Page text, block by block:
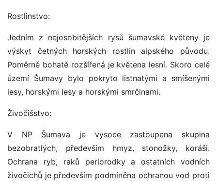
Rostlinstvo:
Jedním z nejosobitějších rysů šumavské květeny je
výskyt četných horských rostlin alpského původu.
Poměrně bohatě rozšířená je květena lesní. Skoro celé
území Šumavy bylo pokryto listnatými a smíšenými
lesy, horskými lesy a horskými smrčinami.
Živočišstvo:
V NP Šumava je vysoce zastoupena skupina
bezobratlých, především hmyz, stonožky, koráši.
Ochrana ryb, raků perlorodky a ostatních vodních
živočichů je především podmíněna ochranou vod proti